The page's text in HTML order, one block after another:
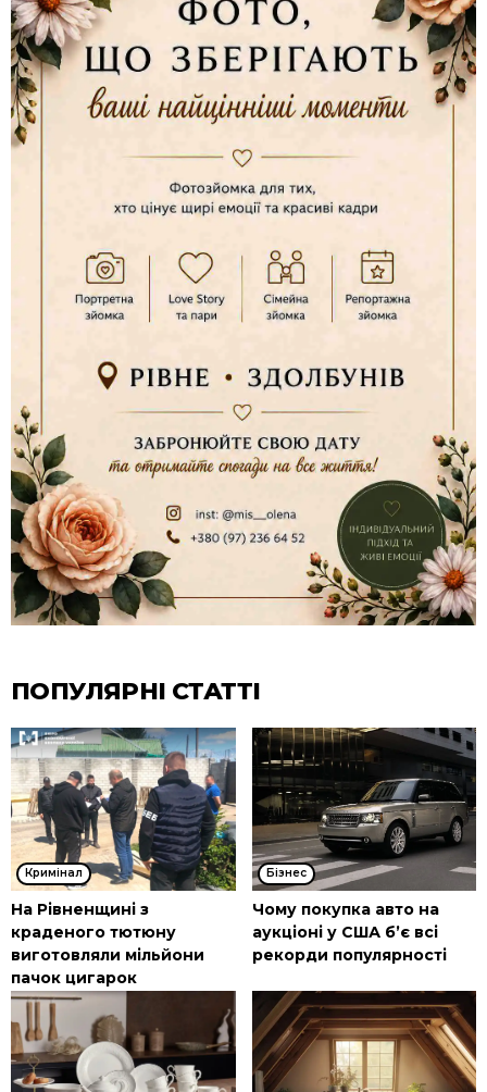
ПОПУЛЯРНІ СТАТТІ
Кримінал
На Рівненщині з
краденого тютюну
виготовляли мільйони
пачок цигарок
Бізнес
Чому покупка авто на
аукціоні у США б’є всі
рекорди популярності